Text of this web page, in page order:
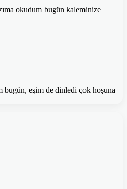
okudum bugün kaleminize
bugün, eşim de dinledi çok hoşuna